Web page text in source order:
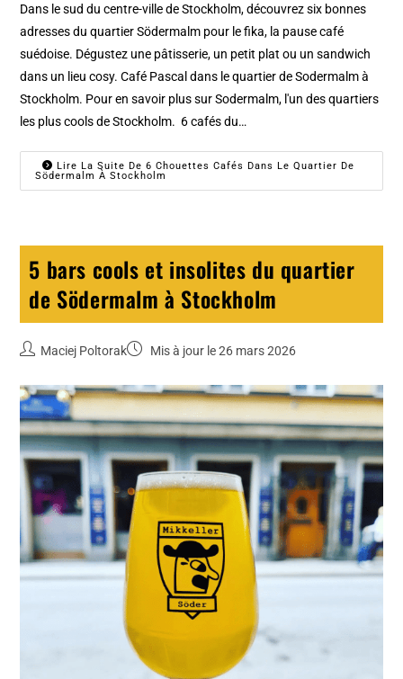
Dans le sud du centre-ville de Stockholm, découvrez six bonnes
adresses du quartier Södermalm pour le fika, la pause café
suédoise. Dégustez une pâtisserie, un petit plat ou un sandwich
dans un lieu cosy. Café Pascal dans le quartier de Sodermalm à
Stockholm. Pour en savoir plus sur Sodermalm, l'un des quartiers
les plus cools de Stockholm. 6 cafés du…
Lire La Suite De 6 Chouettes Cafés Dans Le Quartier De
Södermalm À Stockholm
5 bars cools et insolites du quartier
de Södermalm à Stockholm
Maciej Poltorak Mis à jour le 26 mars 2026